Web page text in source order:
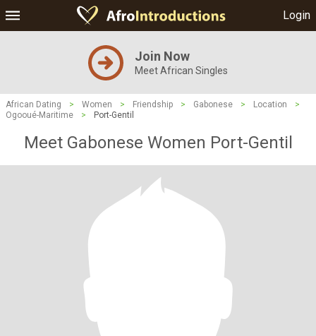
Login
Join Now
Meet African Singles
African Dating > Women > Friendship > Gabonese > Location
>
Ogooué-Maritime
> Port-Gentil
Meet Gabonese Women Port-Gentil